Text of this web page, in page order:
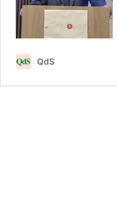
QdS